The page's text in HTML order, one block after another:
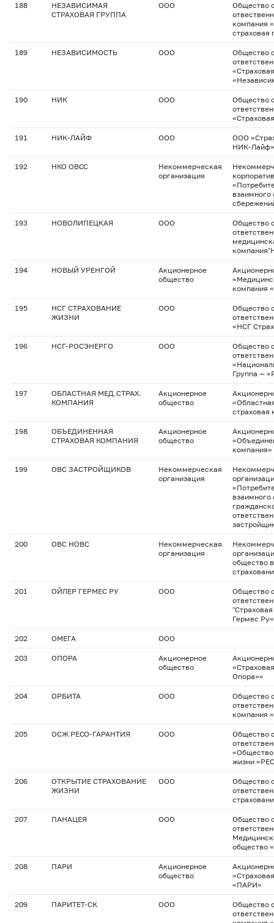
188
НЕЗАВИСИМАЯ
СТРАХОВАЯ ГРУППА
ООО
Общество
компания
страховая
189 НЕЗАВИСИМОСТЬ ООО
Общество
190 НИК ООО
Общество
191 НИК-ЛАЙФ ООО
ООО
НИК-Лайф»
192 НКО ОВСС
Некоммерческая
организация
взаимного
193 НОВОЛИПЕЦКАЯ ООО
Общество
194 НОВЫЙ УРЕНГОЙ
Акционерное
общество
компания
195
НСГ СТРАХОВАНИЕ
ЖИЗНИ
ООО
Общество
«НСГ
196 НСГ-РОСЭНЕРГО ООО
Общество
Группа —
197
ОБЛАСТНАЯ МЕД.СТРАХ.
КОМПАНИЯ
Акционерное
общество
страховая
198
ОБЪЕДИНЕННАЯ
СТРАХОВАЯ КОМПАНИЯ
Акционерное
общество
компания»
199 ОВС ЗАСТРОЙЩИКОВ
Некоммерческая
организация
взаимного
200 ОВС НОВС
Некоммерческая
организация
общество
201 ОЙЛЕР ГЕРМЕС РУ ООО
Общество
Гермес Ру«
202 ОМЕГА ООО
203 ОПОРА
Акционерное
общество
Опора»«
204 ОРБИТА ООО
Общество
компания
205 ОСЖ РЕСО-ГАРАНТИЯ ООО
Общество
«Общество
жизни
206
ОТКРЫТИЕ СТРАХОВАНИЕ
ЖИЗНИ
ООО
Общество
207 ПАНАЦЕЯ ООО
Общество
общество
208 ПАРИ
Акционерное
общество
«ПАРИ»
209 ПАРИТЕТ-СК ООО
Общество